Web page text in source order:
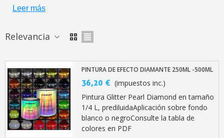
Leer más
Relevancia
PINTURA DE EFECTO DIAMANTE 250ML -500ML
36,20 € (impuestos inc.)
Pintura Glitter Pearl Diamond en tamaño
1/4 L, prediluidaAplicación sobre fondo
blanco o negroConsulte la tabla de
colores en PDF